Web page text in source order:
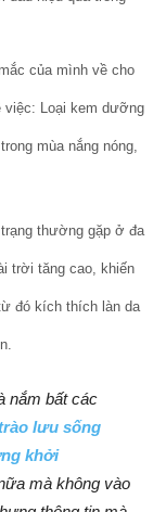
của mình về cho
việc: Loại kem dưỡng
mùa nắng nóng,
thường gặp ở đa
trời tăng cao, khiến
đó kích thích làn da
nắm bất các
lưu sống
khởi
mà không vào